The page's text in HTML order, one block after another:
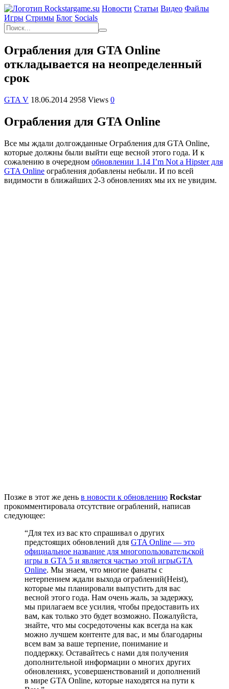
Новости Статьи Видео Файлы
Игры Cтримы Блог Socials
Ограбления для GTA Online
откладывается на неопределенный
срок
GTA V 18.06.2014 2958 Views 0
Ограбления для GTA Online
Все мы ждали долгожданные Ограбления для GTA Online,
которые должны были выйти еще весной этого года. И к
сожалению в очередном обновлении 1.14 I’m Not a Hipster для
GTA Online ограбления добавлены небыли. И по всей
видимости в ближайших 2-3 обновлениях мы их не увидим.
Позже в этот же день в новости к обновлению Rockstar
прокомментировала отсутствие ограблений, написав
следующее:
“Для тех из вас кто спрашивал о других
предстоящих обновлений для GTA Online — это
официальное название для многопользовательской
игры в GTA 5 и является частью этой игрыGTA
Online. Мы знаем, что многие фанаты с
нетерпением ждали выхода ограблений(Heist),
которые мы планировали выпустить для вас
весной этого года. Нам очень жаль, за задержку,
мы прилагаем все усилия, чтобы предоставить их
вам, как только это будет возможно. Пожалуйста,
знайте, что мы сосредоточены как всегда на как
можно лучшем контенте для вас, и мы благодарны
всем вам за ваше терпение, понимание и
поддержку. Оставайтесь с нами для получения
дополнительной информации о многих других
обновлениях, усовершенствований и дополнений
в мире GTA Online, которые находятся на пути к